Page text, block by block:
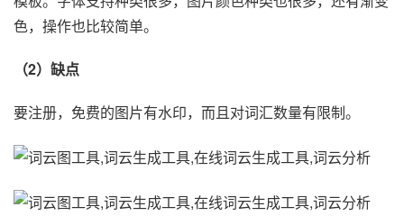
色，操作也比较简单。
（2）缺点
要注册，免费的图片有水印，而且对词汇数量有限制。